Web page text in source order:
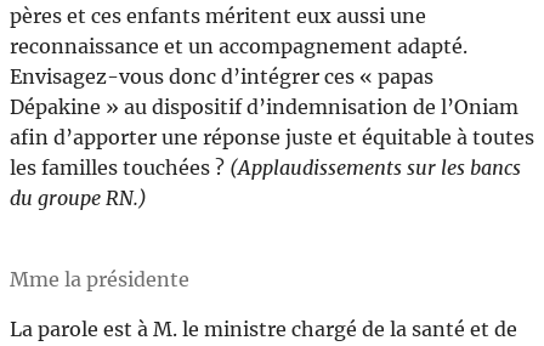
pères et ces enfants méritent eux aussi une
reconnaissance et un accompagnement adapté.
Envisagez-vous donc d’intégrer ces « papas
Dépakine » au dispositif d’indemnisation de l’Oniam
afin d’apporter une réponse juste et équitable à toutes
les familles touchées ? (Applaudissements sur les bancs
du groupe RN.)
Mme la présidente
La parole est à M. le ministre chargé de la santé et de